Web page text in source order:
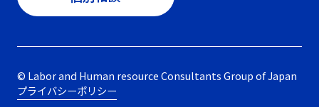
© Labor and Human resource Consultants Group of Japan
プライバシーポリシー